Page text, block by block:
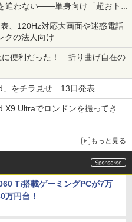
追わない――単身向け「超おトク
、120Hz対応大画面や迷惑電話
クの法人向け
に便利だった！ 折り曲げ自在の
」をチラ見せ 13日発表
X9 Ultraでロンドンを撮ってき
もっと見る
Ti搭載ゲーミングPCが7万
万円台！